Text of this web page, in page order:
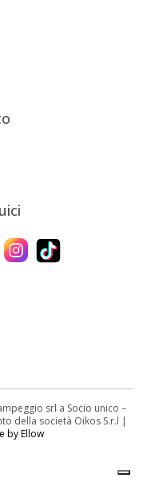
srl a Socio unico –
della società Oikos S.r.l |
by Ellow